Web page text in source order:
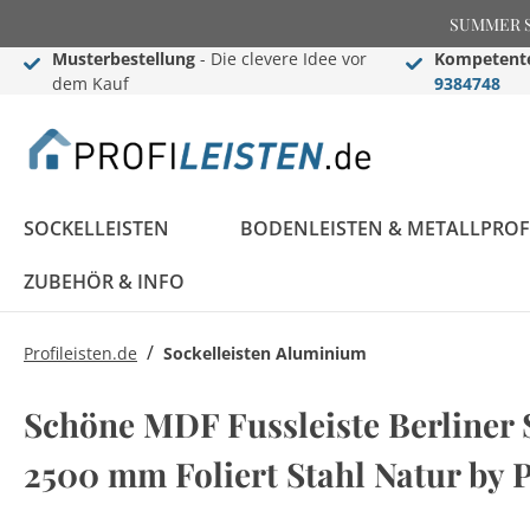
SUMMER
Musterbestellung - Die clevere Idee vor
dem Kauf
9384748
SOCKELLEISTEN BODENLEISTEN &
ZUBEHÖR & INFO
Konfigurator
Ausgleichsprofile
Abschlussprofile
Treppenkantenprofile
Komplettprogramm
Komplettprogramm
Flexible Stuckleisten
LED Sockelleisten
Sockelleisten ABC
Stuckleisten ABC
Profileisten.de / Sockelleisten Aluminium
Schöne MDF Fussleiste Berliner
2500 mm Foliert Stahl Natur by